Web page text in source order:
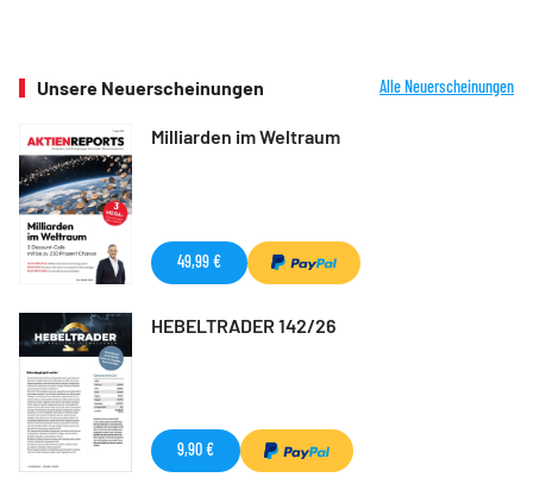
Unsere Neuerscheinungen Alle Neuerscheinungen
Milliarden im Weltraum
49,99 €
HEBELTRADER 142/26
9,90 €